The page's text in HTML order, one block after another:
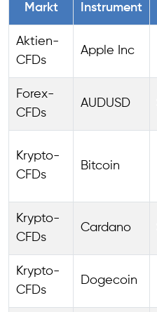
Markt Instrument
Aktien-
CFDs
Apple Inc
Forex-
CFDs
AUDUSD
Krypto-
CFDs
Bitcoin
Krypto-
CFDs
Cardano
Krypto-
CFDs
Dogecoin